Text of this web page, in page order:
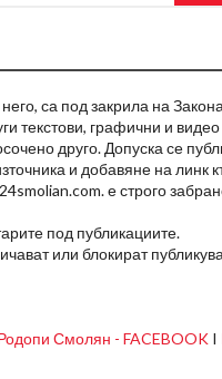
са под закрила на
текстови, графични и
друго. Допуска се
и добавяне на линк
е строго
под публикациите.
или блокират
Смолян - FACEBOOK I